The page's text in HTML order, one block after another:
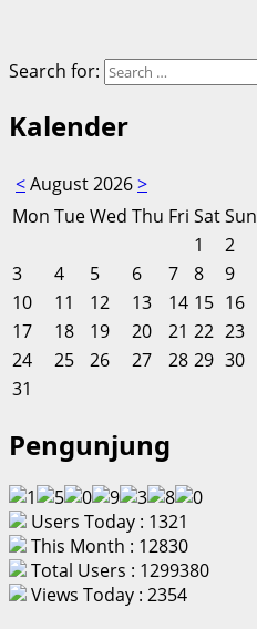
Search for:
Kalender
<August 2026>
Mon TueWed Thu Fri SatSun
1
2
3
4 5 6 7 8
9
10
11 12 13 14 15 16
17
18 19 20 21 22 23
24
25 26 27 28 29 30
31
Pengunjung
Users Today : 1321
This Month : 12830
Total Users : 1299380
Views Today : 2354